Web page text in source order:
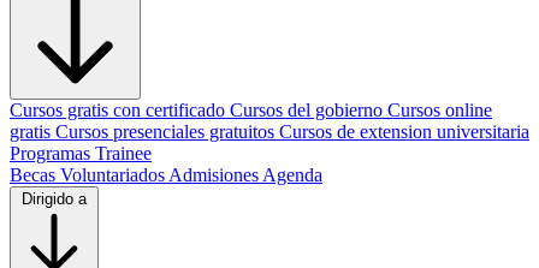
Cursos gratis con certificado Cursos del gobierno Cursos online
gratis Cursos presenciales gratuitos Cursos de extension universitaria
Programas Trainee
Becas Voluntariados Admisiones Agenda
Dirigido a